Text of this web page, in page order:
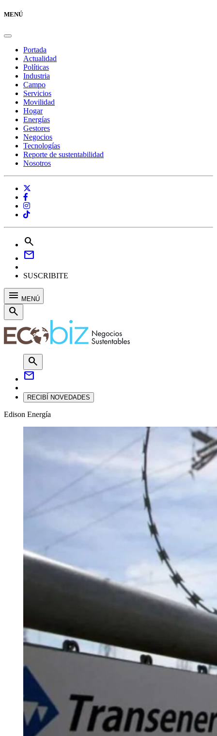
MENÚ
Portada
Actualidad
Políticas
Industria
Campo
Servicios
Movilidad
Hogar
Energías
Gestores
Negocios
Tecnologías
Reporte de sustentabilidad
Nosotros
search
mail
SUSCRIBITE
menu MENÚ
search
search
mail
RECIBÍ NOVEDADES
Edison Energía